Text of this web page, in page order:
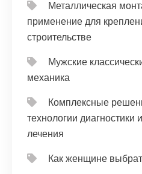
Металлическая
применение для
строительстве
Мужские
механика
Комплексные
технологии диагностики
лечения
Как женщине